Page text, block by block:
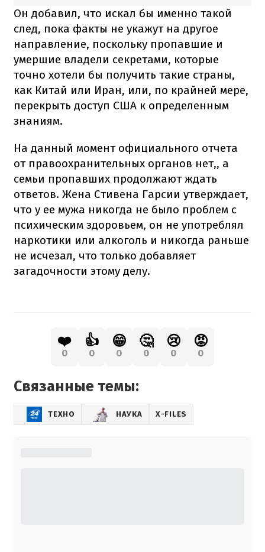
Он добавил, что искал бы именно такой
след, пока факты не укажут на другое
направление, поскольку пропавшие и
умершие владели секретами, которые
точно хотели бы получить такие страны,
как Китай или Иран, или, по крайней мере,
перекрыть доступ США к определенным
знаниям.
На данный момент официального отчета
от правоохранительных органов нет,, а
семьи пропавших продолжают ждать
ответов. Жена Стивена Гарсии утверждает,
что у ее мужа никогда не было проблем с
психическим здоровьем, он не употреблял
наркотики или алкоголь и никогда раньше
не исчезал, что только добавляет
загадочности этому делу.
❤️
0
👍
0
😁
0
🤔
0
😢
0
😡
0
Связанные темы:
ТЕХНО НАУКА X-FILES